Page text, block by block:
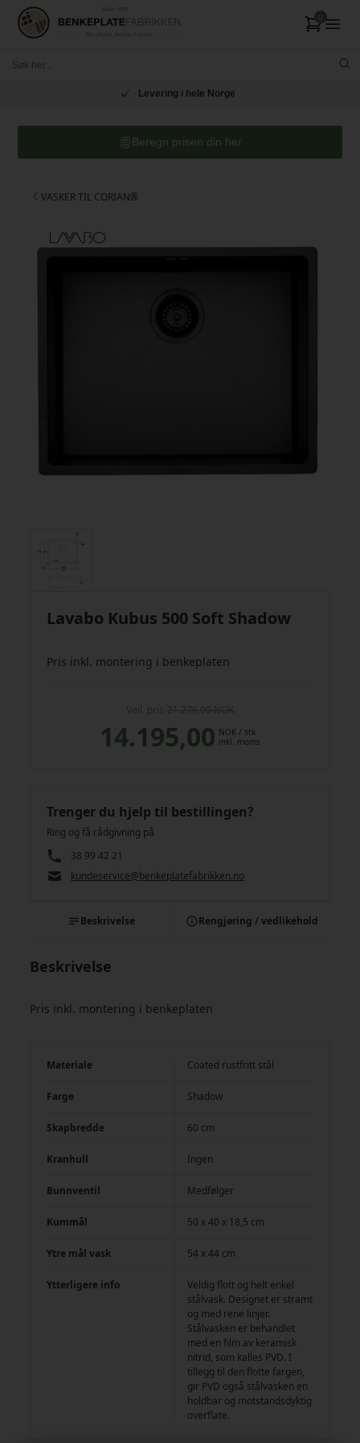
Levering i hele Norge
Beregn prisen din her
VASKER TIL CORIAN®
Lavabo Kubus 500 Soft Shadow
Pris inkl. montering i benkeplaten
14.195,00 NOK / stk
inkl. moms
Trenger du hjelp til bestillingen?
Ring og få rådgivning på
38 99 42 21
kundeservice@benkeplatefabrikken.no
Beskrivelse Rengjøring / vedlikehold
Beskrivelse
Pris inkl. montering i benkeplaten
Materiale Coated rustfritt stål
Farge Shadow
Skapbredde 60 cm
Kranhull Ingen
Bunnventil Medfølger
Kummål 50 x 40 x 18,5 cm
Ytre mål vask 54 x 44 cm
Ytterligere info
Veldig flott og helt enkel
stålvask. Designet er stramt
og med rene linjer.
Stålvasken er behandlet
med en film av keramisk
nitrid, som kalles PVD. I
tillegg til den flotte fargen,
gir PVD også stålvasken en
holdbar og motstandsdyktig
overflate.